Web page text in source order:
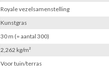
Royale vezelsamenstelling
Kunstgras
30 m (= aantal 300)
2,262 kg/m²
Voor tuin/terras